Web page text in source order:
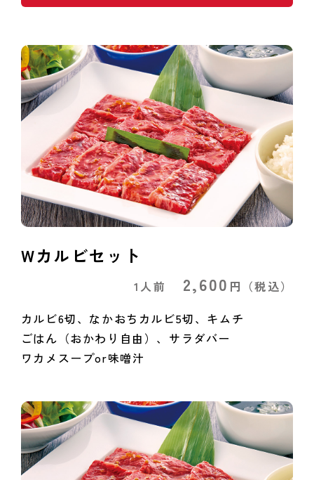
Wカルビセット
1人前 2,600 円 （税込）
カルビ6切、なかおちカルビ5切、キムチ
ごはん（おかわり自由）、サラダバー
ワカメスープor味噌汁